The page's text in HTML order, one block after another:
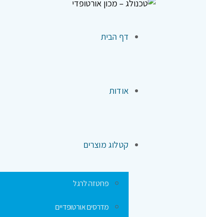
דף הבית
אודות
קטלוג מוצרים
פרוטזה לרגל
מדרסים אורטופדיים